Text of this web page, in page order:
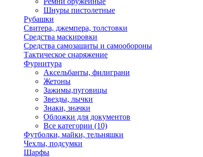
Шнуры пистолетные
Рубашки
Свитера, джемпера, толстовки
Средства маскировки
Средства самозащиты и самообороны
Тактическое снаряжение
Фурнитура
Аксельбанты, филиграни
Жетоны
Зажимы,пуговицы
Звезды, лычки
Знаки, значки
Обложки для документов
Все категории (10)
Футболки, майки, тельняшки
Чехлы, подсумки
Шарфы